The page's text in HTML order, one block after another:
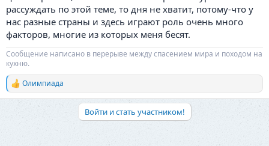
рассуждать по этой теме, то дня не хватит, потому-что у
нас разные страны и здесь играют роль очень много
факторов, многие из которых меня бесят.
Сообщение написано в перерыве между спасением мира и походом на
кухню.
Р
е
Олимпиада
Войти и стать участником!